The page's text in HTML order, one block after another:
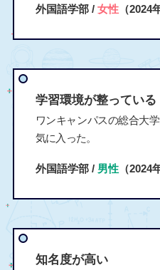
外国語学部 / 女性（2024
学習環境が整っている
ワンキャンパスの総合大
気に入った。
外国語学部 / 男性（2024
知名度が高い